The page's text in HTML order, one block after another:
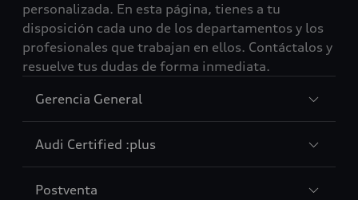
personalizada. En esta página, tienes a tu
disposición cada uno de los departamentos y los
profesionales que trabajan en ellos. Contáctalos y
resuelve tus dudas de forma inmediata.
Gerencia GeneralSección
Audi Certified :plusSección
Postventa